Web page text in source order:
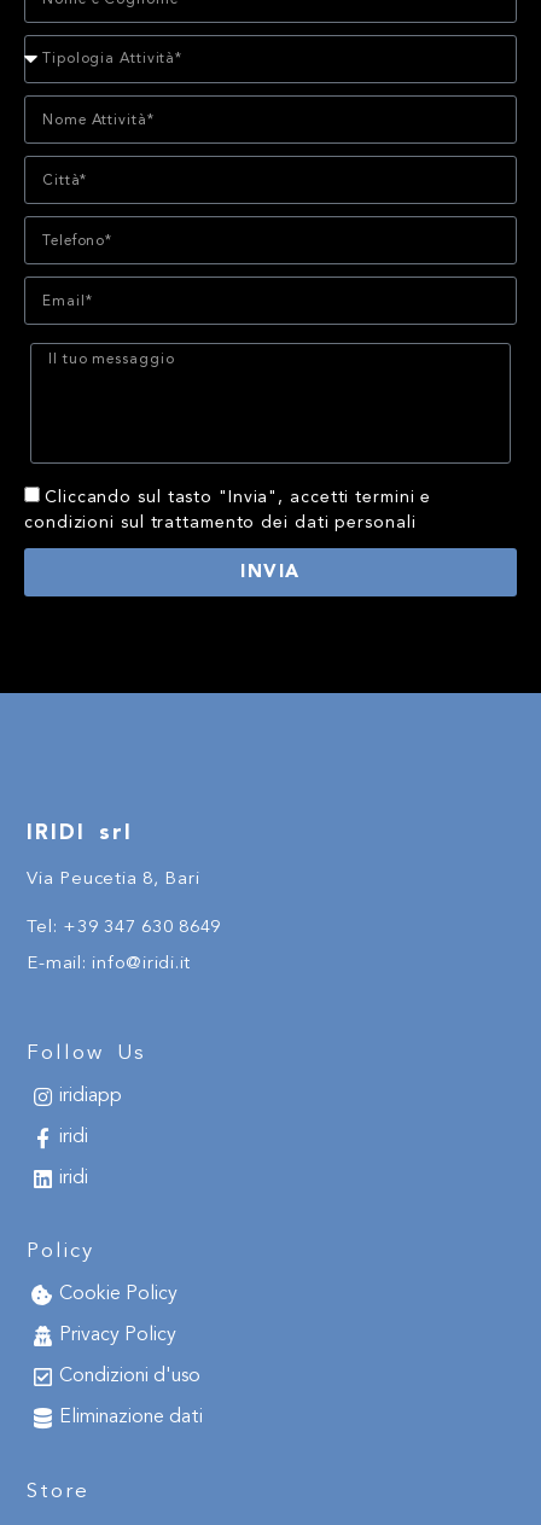
Cliccando sul tasto "Invia", accetti termini e
condizioni sul trattamento dei dati personali
INVIA
IRIDI srl
Via Peucetia 8, Bari
Tel: +39347 630 8649
E-mail: info@iridi.it
Follow Us
iridiapp
iridi
iridi
Policy
Cookie Policy
Privacy Policy
Condizioni d'uso
Eliminazione dati
Store